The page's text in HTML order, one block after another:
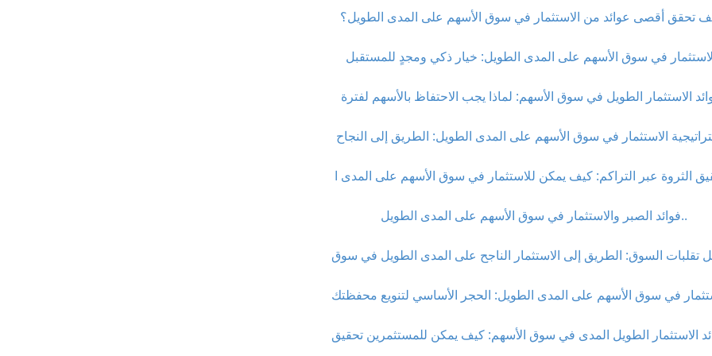
فوائد الصبر والاستثمار في سوق الأسهم على المدى الطويل..